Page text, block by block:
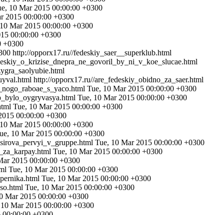
10 Mar 2015 00:00:00 +0300
2015 00:00:00 +0300
Mar 2015 00:00:00 +0300
00:00:00 +0300
+0300
http://opporx17.ru//fedeskiy_saer__superklub.html
http://opporx17.ru//are_fedeskiy_obidno_za_saer.html
Tue, 10 Mar 2015 00:00:00 +0300
Tue, 10 Mar 2015 00:00:00 +0300
Tue, 10 Mar 2015 00:00:00 +0300
00:00:00 +0300
Mar 2015 00:00:00 +0300
10 Mar 2015 00:00:00 +0300
Tue, 10 Mar 2015 00:00:00 +0300
Tue, 10 Mar 2015 00:00:00 +0300
2015 00:00:00 +0300
Tue, 10 Mar 2015 00:00:00 +0300
Tue, 10 Mar 2015 00:00:00 +0300
Tue, 10 Mar 2015 00:00:00 +0300
Mar 2015 00:00:00 +0300
Mar 2015 00:00:00 +0300